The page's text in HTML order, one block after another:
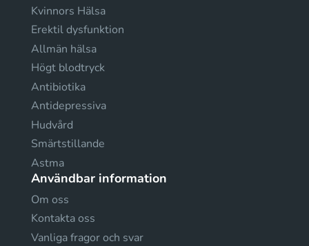
Kvinnors Hälsa
Erektil dysfunktion
Allmän hälsa
Högt blodtryck
Antibiotika
Antidepressiva
Hudvård
Smärtstillande
Astma
Användbar information
Om oss
Kontakta oss
Vanliga fragor och svar